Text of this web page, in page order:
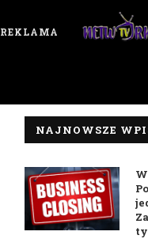
REKLAMA
NAJNOWSZE